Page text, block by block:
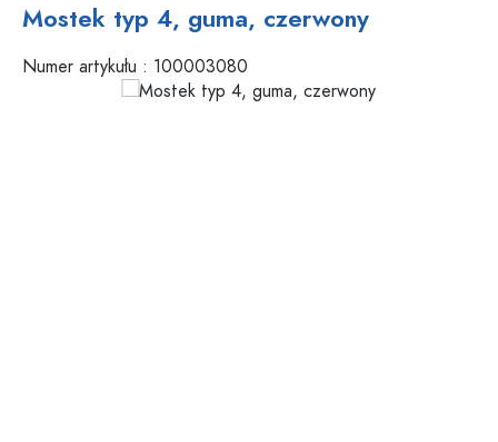
Mostek typ 4, guma, czerwony
Numer artykułu : 100003080